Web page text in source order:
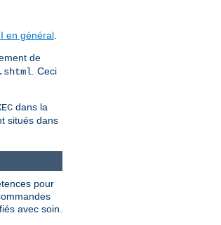
en général
de
.shtml . Ceci
dans la
situés dans
pour
avec soin.